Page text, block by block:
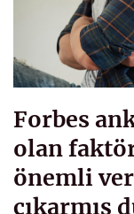
Forbes
olan
önemli
çıkarmış